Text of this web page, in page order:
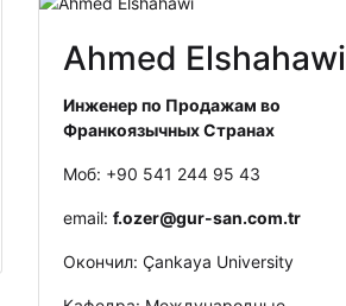
Ahmed Elshahawi
Инженер по Продажам во
Франкоязычных Странах
Моб: +90 541 244 95 43
email: f.ozer@gur-san.com.tr
Окончил: Çankaya University